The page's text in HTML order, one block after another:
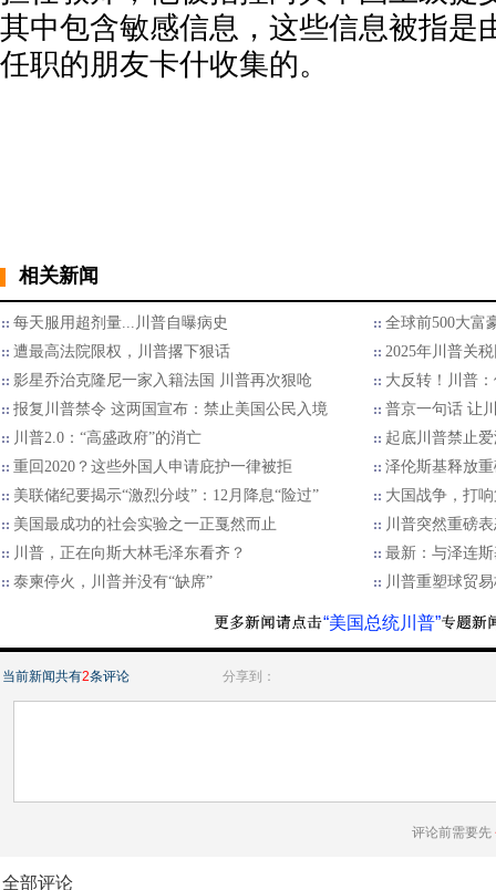
其中包含敏感信息，这些信息被指是
任职的朋友卡什收集的。
相关新闻
每天服用超剂量...川普自曝病史
全球前500大富
遭最高法院限权，川普撂下狠话
2025年川普关
影星乔治克隆尼一家入籍法国 川普再次狠呛
大反转！川普
报复川普禁令 这两国宣布：禁止美国公民入境
普京一句话 让
川普2.0：“高盛政府”的消亡
起底川普禁止
重回2020？这些外国人申请庇护一律被拒
泽伦斯基释放
美联储纪要揭示“激烈分歧”：12月降息“险过”
大国战争，打
美国最成功的社会实验之一正戛然而止
川普突然重磅
川普，正在向斯大林毛泽东看齐？
最新：与泽连
泰柬停火，川普并没有“缺席”
川普重塑球贸
“美国总统川普”
当前新闻共有2条评论 分享到：
评论前需要先
全部评论